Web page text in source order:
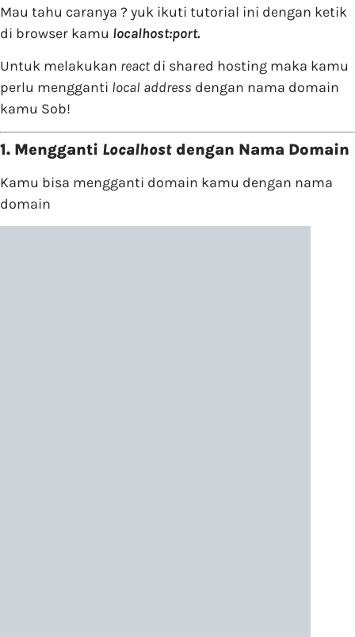
Mau tahu caranya ? yuk ikuti tutorial ini dengan ketik
di browser kamu localhost:port.
Untuk melakukan reactdi shared hosting maka kamu
perlu mengganti local address dengan nama domain
kamu Sob!
1. Mengganti Localhost dengan Nama Domain
Kamu bisa mengganti domain kamu dengan nama
domain